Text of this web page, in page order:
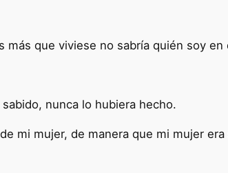
que viviese no sabría quién soy
nunca lo hubiera hecho.
mi mujer, de manera que mi mujer